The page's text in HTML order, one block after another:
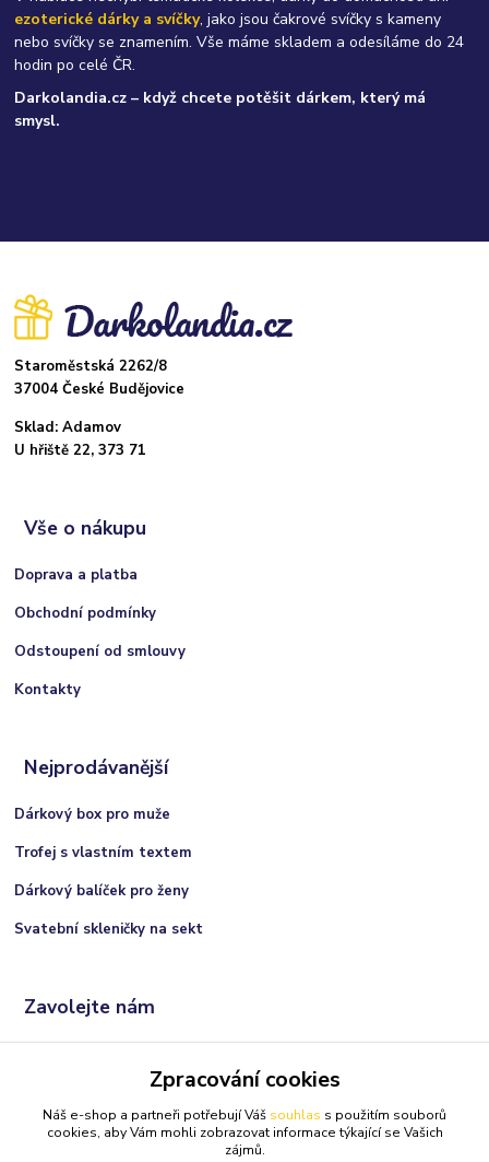
ezoterické dárky a svíčky, jako jsou čakrové svíčky s kameny
nebo svíčky se znamením. Vše máme skladem a odesíláme do 24
hodin po celé ČR.
Darkolandia.cz – když chcete potěšit dárkem, který má
smysl.
Staroměstská 2262/8
37004 České Budějovice
Sklad: Adamov
U hřiště 22, 373 71
Vše o nákupu
Doprava a platba
Obchodní podmínky
Odstoupení od smlouvy
Kontakty
Nejprodávanější
Dárkový box pro muže
Trofej s vlastním textem
Dárkový balíček pro ženy
Svatební skleničky na sekt
Zavolejte nám
(Po-Ne, 9:00 - 21:00 hod.)
info@darkolandia.cz
Zpracování cookies
Náš e-shop a partneři potřebují Váš souhlas s použitím souborů
cookies, aby Vám mohli zobrazovat informace týkající se Vašich
zájmů.